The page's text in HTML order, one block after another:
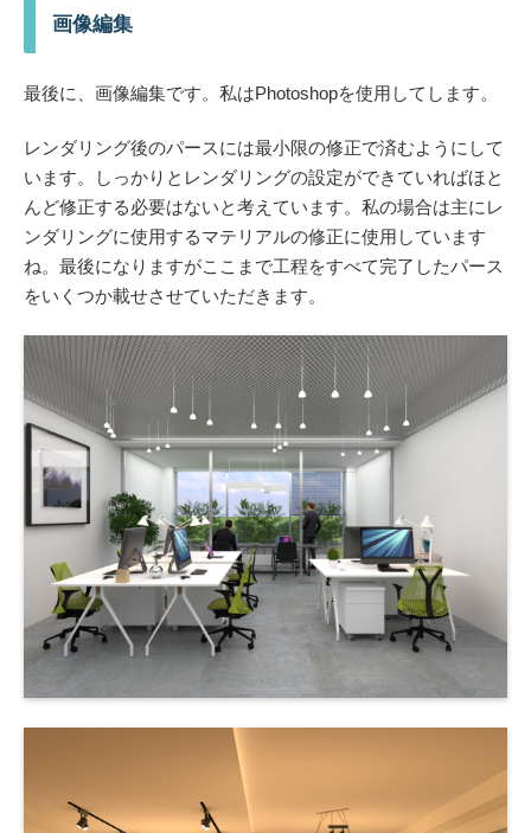
画像編集
最後に、画像編集です。私はPhotoshopを使用してします。
レンダリング後のパースには最小限の修正で済むようにして
います。
しっかりとレンダリングの設定ができていればほと
んど修正する必要はないと考えています。私の場合は主にレ
ンダリングに使用するマテリアルの修正に使用しています
ね。最後になりますがここまで工程をすべて完了したパース
をいくつか載せさせていただきます。